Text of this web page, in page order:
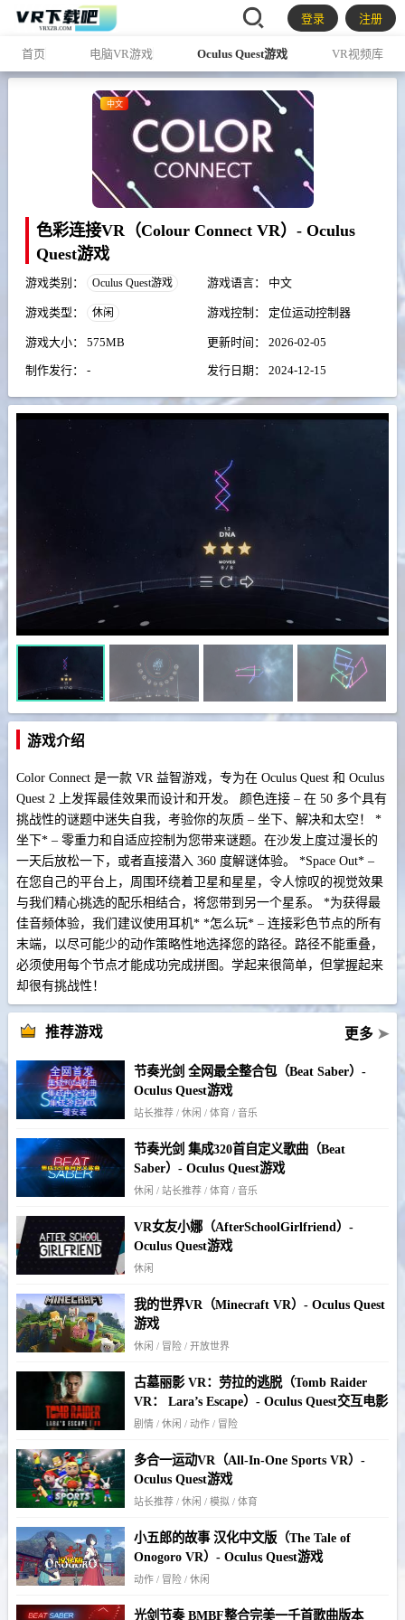
登录 注册
首页 电脑VR游戏 Oculus Quest游戏 VR视频库
中文
色彩连接VR（Colour Connect VR）- Oculus
Quest游戏
游戏类别： Oculus Quest游戏 游戏语言： 中文
游戏类型： 休闲 游戏控制： 定位运动控制器
游戏大小： 575MB 更新时间： 2026-02-05
制作发行： - 发行日期： 2024-12-15
游戏介绍
Color Connect 是一款 VR 益智游戏，专为在 Oculus Quest 和 Oculus
Quest 2 上发挥最佳效果而设计和开发。 颜色连接 – 在 50 多个具有
挑战性的谜题中迷失自我，考验你的灰质 – 坐下、解决和太空！ *
坐下* – 零重力和自适应控制为您带来谜题。在沙发上度过漫长的
一天后放松一下，或者直接潜入 360 度解谜体验。 *Space Out* –
在您自己的平台上，周围环绕着卫星和星星，令人惊叹的视觉效果
与我们精心挑选的配乐相结合，将您带到另一个星系。 *为获得最
佳音频体验，我们建议使用耳机* *怎么玩* – 连接彩色节点的所有
末端，以尽可能少的动作策略性地选择您的路径。路径不能重叠，
必须使用每个节点才能成功完成拼图。学起来很简单，但掌握起来
却很有挑战性！
推荐游戏 更多 ➤
节奏光剑 全网最全整合包（Beat Saber）-
Oculus Quest游戏
站长推荐 / 休闲 / 体育 / 音乐
节奏光剑 集成320首自定义歌曲（Beat
Saber）- Oculus Quest游戏
休闲 / 站长推荐 / 体育 / 音乐
VR女友小娜（AfterSchoolGirlfriend）-
Oculus Quest游戏
休闲
我的世界VR（Minecraft VR）- Oculus Quest
游戏
休闲 / 冒险 / 开放世界
古墓丽影 VR：劳拉的逃脱（Tomb Raider
VR： Lara’s Escape）- Oculus Quest交互电影
剧情 / 休闲 / 动作 / 冒险
多合一运动VR（All-In-One Sports VR）-
Oculus Quest游戏
站长推荐 / 休闲 / 模拟 / 体育
小五郎的故事 汉化中文版（The Tale of
Onogoro VR）- Oculus Quest游戏
动作 / 冒险 / 休闲
光剑节奏 BMBF整合完美一千首歌曲版本